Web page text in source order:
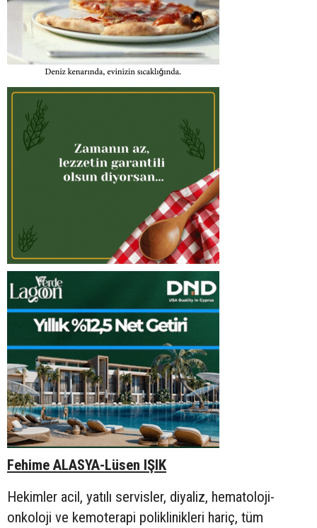
Fehime ALASYA-Lüsen IŞIK
Hekimler acil, yatılı servisler, diyaliz, hematoloji-
onkoloji ve kemoterapi poliklinikleri hariç, tüm